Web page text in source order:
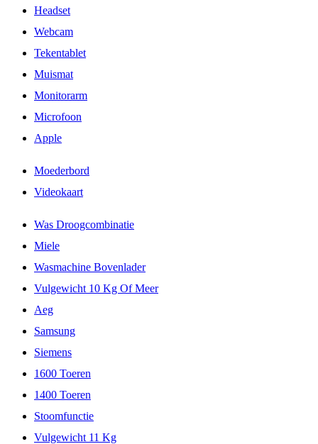
Headset
Webcam
Tekentablet
Muismat
Monitorarm
Microfoon
Apple
Moederbord
Videokaart
Was Droogcombinatie
Miele
Wasmachine Bovenlader
Vulgewicht 10 Kg Of Meer
Aeg
Samsung
Siemens
1600 Toeren
1400 Toeren
Stoomfunctie
Vulgewicht 11 Kg